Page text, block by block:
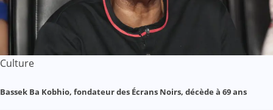
Culture
Bassek Ba Kobhio, fondateur des Écrans Noirs, décède à 69 ans